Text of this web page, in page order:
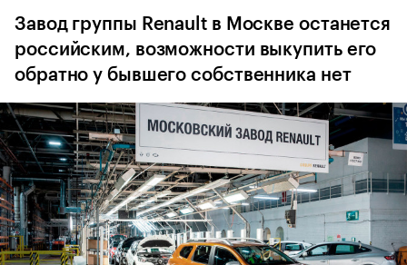
Завод группы Renault в Москве останется
российским, возможности выкупить его
обратно у бывшего собственника нет